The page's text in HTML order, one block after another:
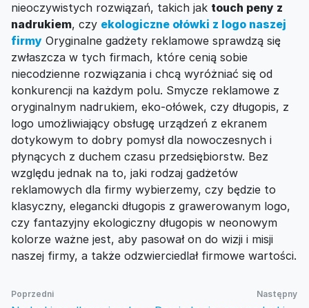
nieoczywistych rozwiązań, takich jak touch peny z
nadrukiem, czy ekologiczne ołówki z logo naszej
firmy Oryginalne gadżety reklamowe sprawdzą się
zwłaszcza w tych firmach, które cenią sobie
niecodzienne rozwiązania i chcą wyróżniać się od
konkurencji na każdym polu. Smycze reklamowe z
oryginalnym nadrukiem, eko-ołówek, czy długopis, z
logo umożliwiający obsługę urządzeń z ekranem
dotykowym to dobry pomysł dla nowoczesnych i
płynących z duchem czasu przedsiębiorstw. Bez
względu jednak na to, jaki rodzaj gadżetów
reklamowych dla firmy wybierzemy, czy będzie to
klasyczny, elegancki długopis z grawerowanym logo,
czy fantazyjny ekologiczny długopis w neonowym
kolorze ważne jest, aby pasował on do wizji i misji
naszej firmy, a także odzwierciedlał firmowe wartości.
Poprzedni Następny